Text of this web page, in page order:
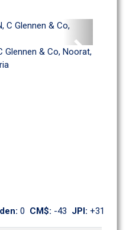
Glennen & Co, Noorat,
Next
0 CM$: -43 JPI: +31